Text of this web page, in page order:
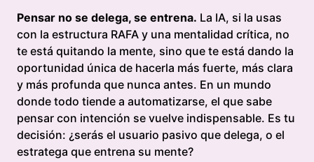
Pensar no se delega, se entrena. La IA, si la usas
con la estructura RAFA y una mentalidad crítica, no
te está quitando la mente, sino que te está dando la
oportunidad única de hacerla más fuerte, más clara
y más profunda que nunca antes. En un mundo
donde todo tiende a automatizarse, el que sabe
pensar con intención se vuelve indispensable. Es tu
decisión: ¿serás el usuario pasivo que delega, o el
estratega que entrena su mente?